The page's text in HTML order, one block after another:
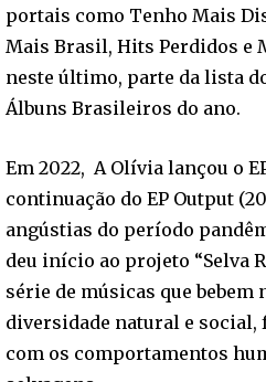
portais como Tenho Mais
Mais Brasil, Hits Perdidos e
neste último, parte da lista
Álbuns Brasileiros do ano.
Em 2022, A Olívia lançou o
continuação do EP Output
angústias do período
deu início ao projeto “Selva
série de músicas que bebem
diversidade natural e social,
com os comportamentos